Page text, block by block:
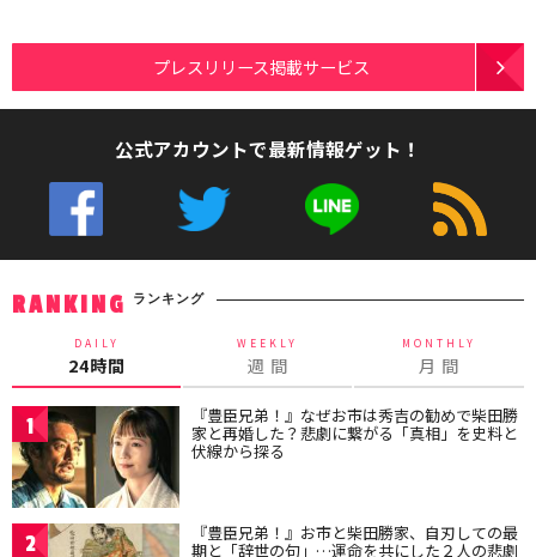
プレスリリース掲載サービス
公式アカウントで最新情報ゲット！
RANKING ランキング
DAILY
24時間
WEEKLY
週 間
MONTHLY
月 間
1 『豊臣兄弟！』なぜお市は秀吉の勧めで柴田勝
家と再婚した？悲劇に繋がる「真相」を史料と
伏線から探る
2 『豊臣兄弟！』お市と柴田勝家、自刃しての最
期と「辞世の句」…運命を共にした２人の悲劇